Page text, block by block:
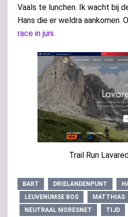
Vaals te lunchen. Ik wacht bij
Hans die er weldra aankomen.
race in juni.
Trail Run
BART DRIELANDENPUNT
LEUVENUMSE BOS
MATTHIAS
NEUTRAAL MORESNET
TIJD